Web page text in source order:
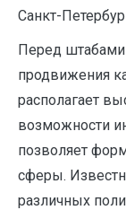
Санкт-
Перед штабами
продвижения
располагает
возможности
позволяет
сферы.
различных